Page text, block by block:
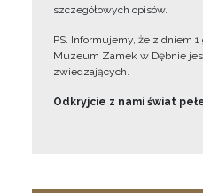
szczegółowych opisów.
PS. Informujemy, że z dniem 1
Muzeum Zamek w Dębnie
zwiedzających.
Odkryjcie z nami świat